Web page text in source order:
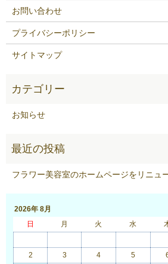
お問い合わせ
プライバシーポリシー
サイトマップ
お知らせ
フラワー美容室のホームページをリニュ
2026年 8月
日
月 火 水
2
3 4 5